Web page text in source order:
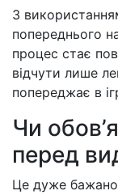
З
попереднього
процес стає
відчути лише
попереджає в
Чи
перед
Це дуже